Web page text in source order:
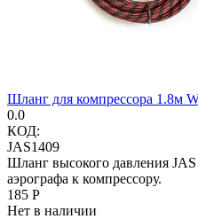
Шланг для компрессора 1.8м
0.0
КОД:
JAS1409
Шланг высокого давления
аэрографа к компрессору.
‍185‍ Р
Нет в наличии